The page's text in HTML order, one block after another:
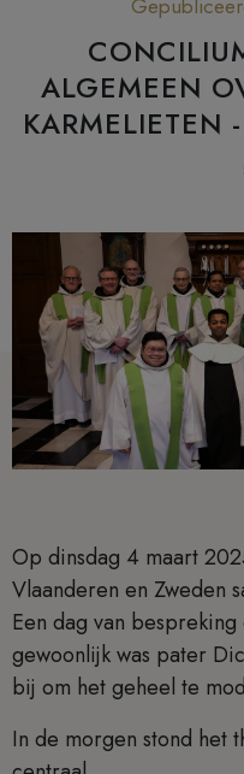
ALGEMEEN
Op dinsdag 4 maart
Vlaanderen en Zweden
Een dag van
gewoonlijk was pater
bij om het geheel te
In de morgen stond het